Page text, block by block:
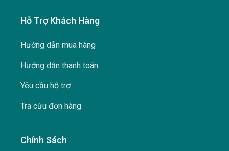
Hỗ Trợ Khách Hàng
Hướng dẫn mua hàng
Hướng dẫn thanh toán
Yêu cầu hỗ trợ
Tra cứu đơn hàng
Chính Sách